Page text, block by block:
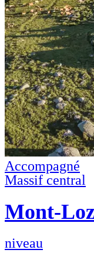
Accompagné
Massif central
Mont-
niveau